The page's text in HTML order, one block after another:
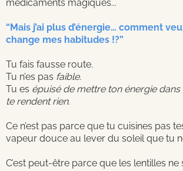
médicaments magiques...
“Mais j’ai plus d’énergie… comment
change mes habitudes !?”
Tu fais fausse route.
Tu n’es pas faible.
Tu es épuisé de mettre ton énergie
te rendent rien.
Ce n’est pas parce que tu cuisines pas
vapeur douce au lever du soleil que tu
C’est peut-être parce que les lentilles ne